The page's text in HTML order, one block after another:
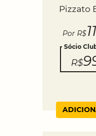
Pizzato
Por R$
Sócio
R$